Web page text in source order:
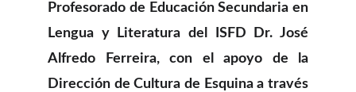
Profesorado de Educación Secundaria en
Lengua y Literatura del ISFD Dr. José
Alfredo Ferreira, con el apoyo de la
Dirección de Cultura de Esquina a través